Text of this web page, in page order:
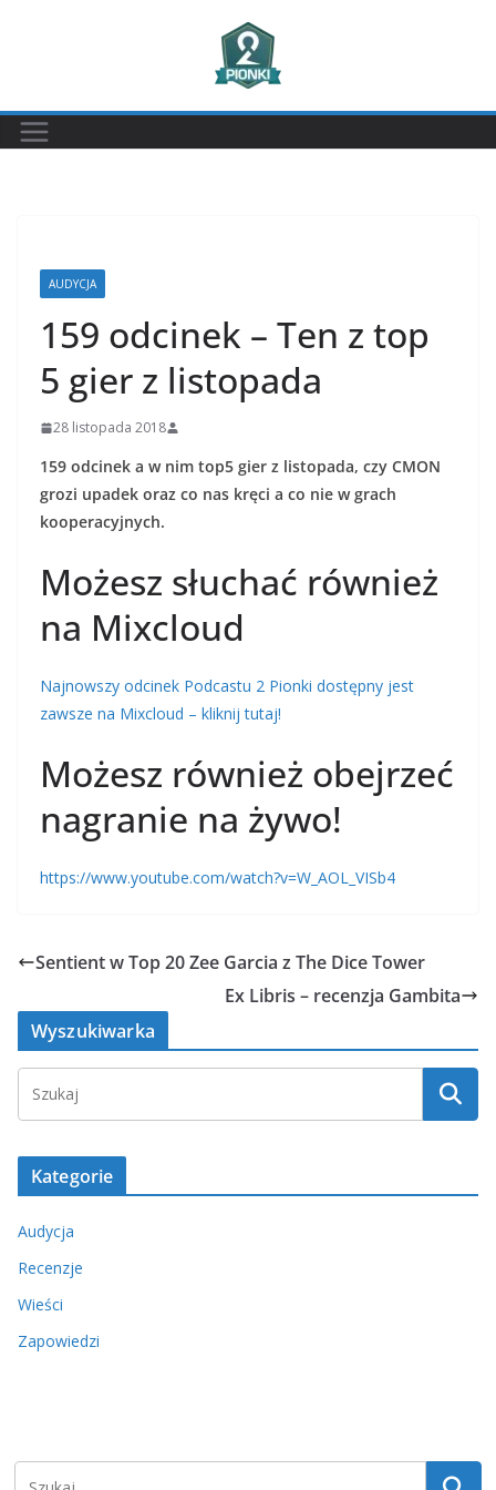
AUDYCJA
159 odcinek – Ten z top
5 gier z listopada
28 listopada 2018
159 odcinek a w nim top5 gier z listopada, czy CMON
grozi upadek oraz co nas kręci a co nie w grach
kooperacyjnych.
Możesz słuchać również
na Mixcloud
Najnowszy odcinek Podcastu 2 Pionki dostępny jest
zawsze na Mixcloud – kliknij tutaj!
Możesz również obejrzeć
nagranie na żywo!
https://www.youtube.com/watch?v=W_AOL_VISb4
Sentient w Top 20 Zee Garcia z The Dice Tower
Ex Libris – recenzja Gambita
Wyszukiwarka
Kategorie
Audycja
Recenzje
Wieści
Zapowiedzi